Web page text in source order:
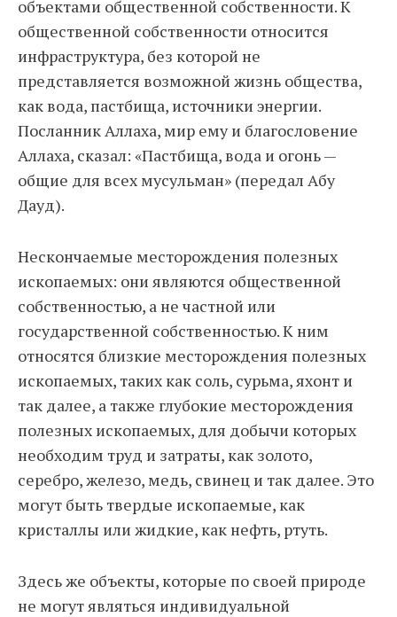
объектами общественной собственности. К
общественной собственности относится
инфраструктура, без которой не
представляется возможной жизнь общества,
как вода, пастбища, источники энергии.
Посланник Аллаха, мир ему и благословение
Аллаха, сказал: «Пастбища, вода и огонь —
общие для всех мусульман» (передал Абу
Дауд).
Нескончаемые месторождения полезных
ископаемых: они являются общественной
собственностью, а не частной или
государственной собственностью. К ним
относятся близкие месторождения полезных
ископаемых, таких как соль, сурьма, яхонт и
так далее, а также глубокие месторождения
полезных ископаемых, для добычи которых
необходим труд и затраты, как золото,
серебро, железо, медь, свинец и так далее. Это
могут быть твердые ископаемые, как
кристаллы или жидкие, как нефть, ртуть.
Здесь же объекты, которые по своей природе
не могут являться индивидуальной